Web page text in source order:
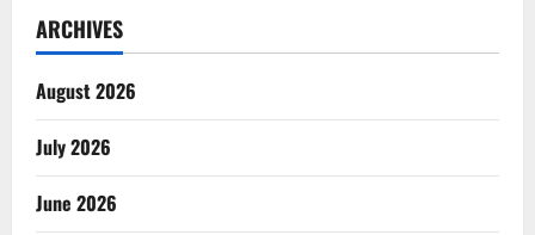
ARCHIVES
August 2026
July 2026
June 2026